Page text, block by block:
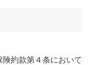
約款第４条において